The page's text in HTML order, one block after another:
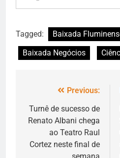
Tagged:
Baixada
Baixada Negócios
Previous:
Turnê de sucesso de
Renato Albani chega
ao Teatro Raul
Cortez neste final de